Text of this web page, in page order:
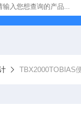
DR-590-III内应力
TBX2000TOBIAS